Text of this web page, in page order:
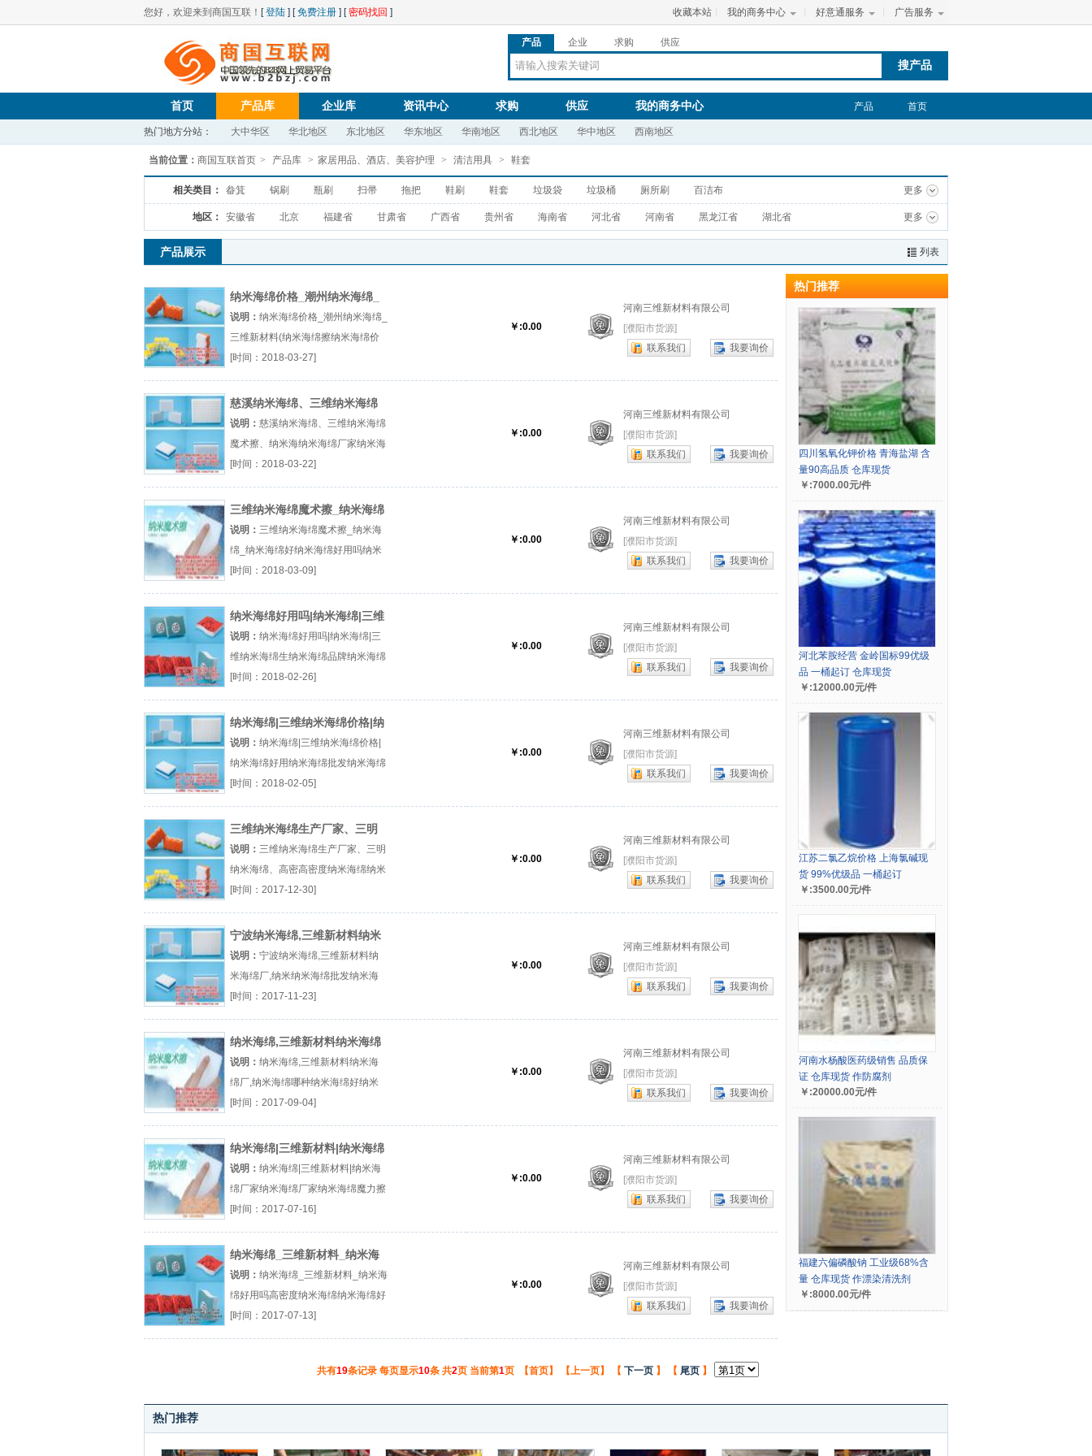
您好，欢迎来到商国互联！ [登陆 ] [免费注册 ] [密码找回 ] 收藏本站 我的商务中心 好意通服务 广告服务
产品 企业 求购 供应
搜产品
首页
产品
首页 产品库 企业库 资讯中心 求购 供应 我的商务中心
热门地方分站： 大中华区 华北地区 东北地区 华东地区 华南地区 西北地区 华中地区 西南地区
当前位置： 商国互联首页 > 产品库 > 家居用品、酒店、美容护理 > 清洁用具 > 鞋套
相关类目： 更多
畚箕 锅刷 瓶刷 扫帚 拖把 鞋刷 鞋套 垃圾袋 垃圾桶 厕所刷 百洁布
地区： 更多
安徽省 北京 福建省 甘肃省 广西省 贵州省 海南省 河北省 河南省 黑龙江省 湖北省
产品展示 列表
纳米海绵价格_潮州纳米海绵_
三维新材料(
说明： 纳米海绵价格_潮州纳米海绵_
三维新材料(纳米海绵擦纳米海绵价
格纳米海绵厂家厂（...『纳米海绵
擦』
[时间：2018-03-27]
￥:0.00
河南三维新材料有限公司
[濮阳市货源]
联系我们
我要询价
慈溪纳米海绵、三维纳米海绵
魔术擦、纳米海
说明： 慈溪纳米海绵、三维纳米海绵
魔术擦、纳米海纳米海绵厂家纳米海
绵擦纳米海绵价格厂（...『纳米海绵
厂家』
[时间：2018-03-22]
￥:0.00
河南三维新材料有限公司
[濮阳市货源]
联系我们
我要询价
三维纳米海绵魔术擦_纳米海绵
_纳米海绵好
说明： 三维纳米海绵魔术擦_纳米海
绵_纳米海绵好纳米海绵好用吗纳米
海绵什么牌子纳米海绵哪个牌子厂
（...『纳米海绵好用吗』
[时间：2018-03-09]
￥:0.00
河南三维新材料有限公司
[濮阳市货源]
联系我们
我要询价
纳米海绵好用吗|纳米海绵|三维
纳米海绵生
说明： 纳米海绵好用吗|纳米海绵|三
维纳米海绵生纳米海绵品牌纳米海绵
哪个牌子纳米海绵好用吗厂（...『纳
米海绵品牌』
[时间：2018-02-26]
￥:0.00
河南三维新材料有限公司
[濮阳市货源]
联系我们
我要询价
纳米海绵|三维纳米海绵价格|纳
米海绵好用
说明： 纳米海绵|三维纳米海绵价格|
纳米海绵好用纳米海绵批发纳米海绵
哪个牌子纳米海绵好用吗厂（...『纳
米海绵批发』
[时间：2018-02-05]
￥:0.00
河南三维新材料有限公司
[濮阳市货源]
联系我们
我要询价
三维纳米海绵生产厂家、三明
纳米海绵、高密
说明： 三维纳米海绵生产厂家、三明
纳米海绵、高密高密度纳米海绵纳米
海绵擦纳米海绵批发厂（...『高密度
纳米海绵』
[时间：2017-12-30]
￥:0.00
河南三维新材料有限公司
[濮阳市货源]
联系我们
我要询价
宁波纳米海绵,三维新材料纳米
海绵厂,纳米
说明： 宁波纳米海绵,三维新材料纳
米海绵厂,纳米纳米海绵批发纳米海
绵厂家纳米海绵清洁厂（...『纳米海
绵批发』
[时间：2017-11-23]
￥:0.00
河南三维新材料有限公司
[濮阳市货源]
联系我们
我要询价
纳米海绵,三维新材料纳米海绵
厂,纳米海绵
说明： 纳米海绵,三维新材料纳米海
绵厂,纳米海绵哪种纳米海绵好纳米
海绵生产厂家纳米海绵擦排名厂（...
『哪种纳米海绵好』
[时间：2017-09-04]
￥:0.00
河南三维新材料有限公司
[濮阳市货源]
联系我们
我要询价
纳米海绵|三维新材料|纳米海绵
厂家
说明： 纳米海绵|三维新材料|纳米海
绵厂家纳米海绵厂家纳米海绵魔力擦
纳米海绵魔力擦有厂（...『纳米海绵
厂家』
[时间：2017-07-16]
￥:0.00
河南三维新材料有限公司
[濮阳市货源]
联系我们
我要询价
纳米海绵_三维新材料_纳米海
绵好用吗
说明： 纳米海绵_三维新材料_纳米海
绵好用吗高密度纳米海绵纳米海绵好
用吗纳米海绵魔力擦有厂（...『高密
度纳米海绵』
[时间：2017-07-13]
￥:0.00
河南三维新材料有限公司
[濮阳市货源]
联系我们
我要询价
共有19条记录 每页显示10条 共2页 当前第1页 【首页】 【上一页】 【 下一页 】 【 尾页 】
热门推荐
四川氢氧化钾价格 青海盐湖 含
量90高品质 仓库现货
￥:7000.00元/件
河北苯胺经营 金岭国标99优级
品 一桶起订 仓库现货
￥:12000.00元/件
江苏二氯乙烷价格 上海氯碱现
货 99%优级品 一桶起订
￥:3500.00元/件
河南水杨酸医药级销售 品质保
证 仓库现货 作防腐剂
￥:20000.00元/件
福建六偏磷酸钠 工业级68%含
量 仓库现货 作漂染清洗剂
￥:8000.00元/件
热门推荐